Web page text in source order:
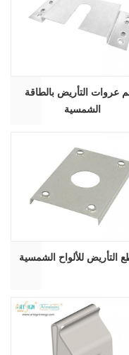
عروات التأريض بالطاقة
الشمسية
التأريض للألواح الشمسية